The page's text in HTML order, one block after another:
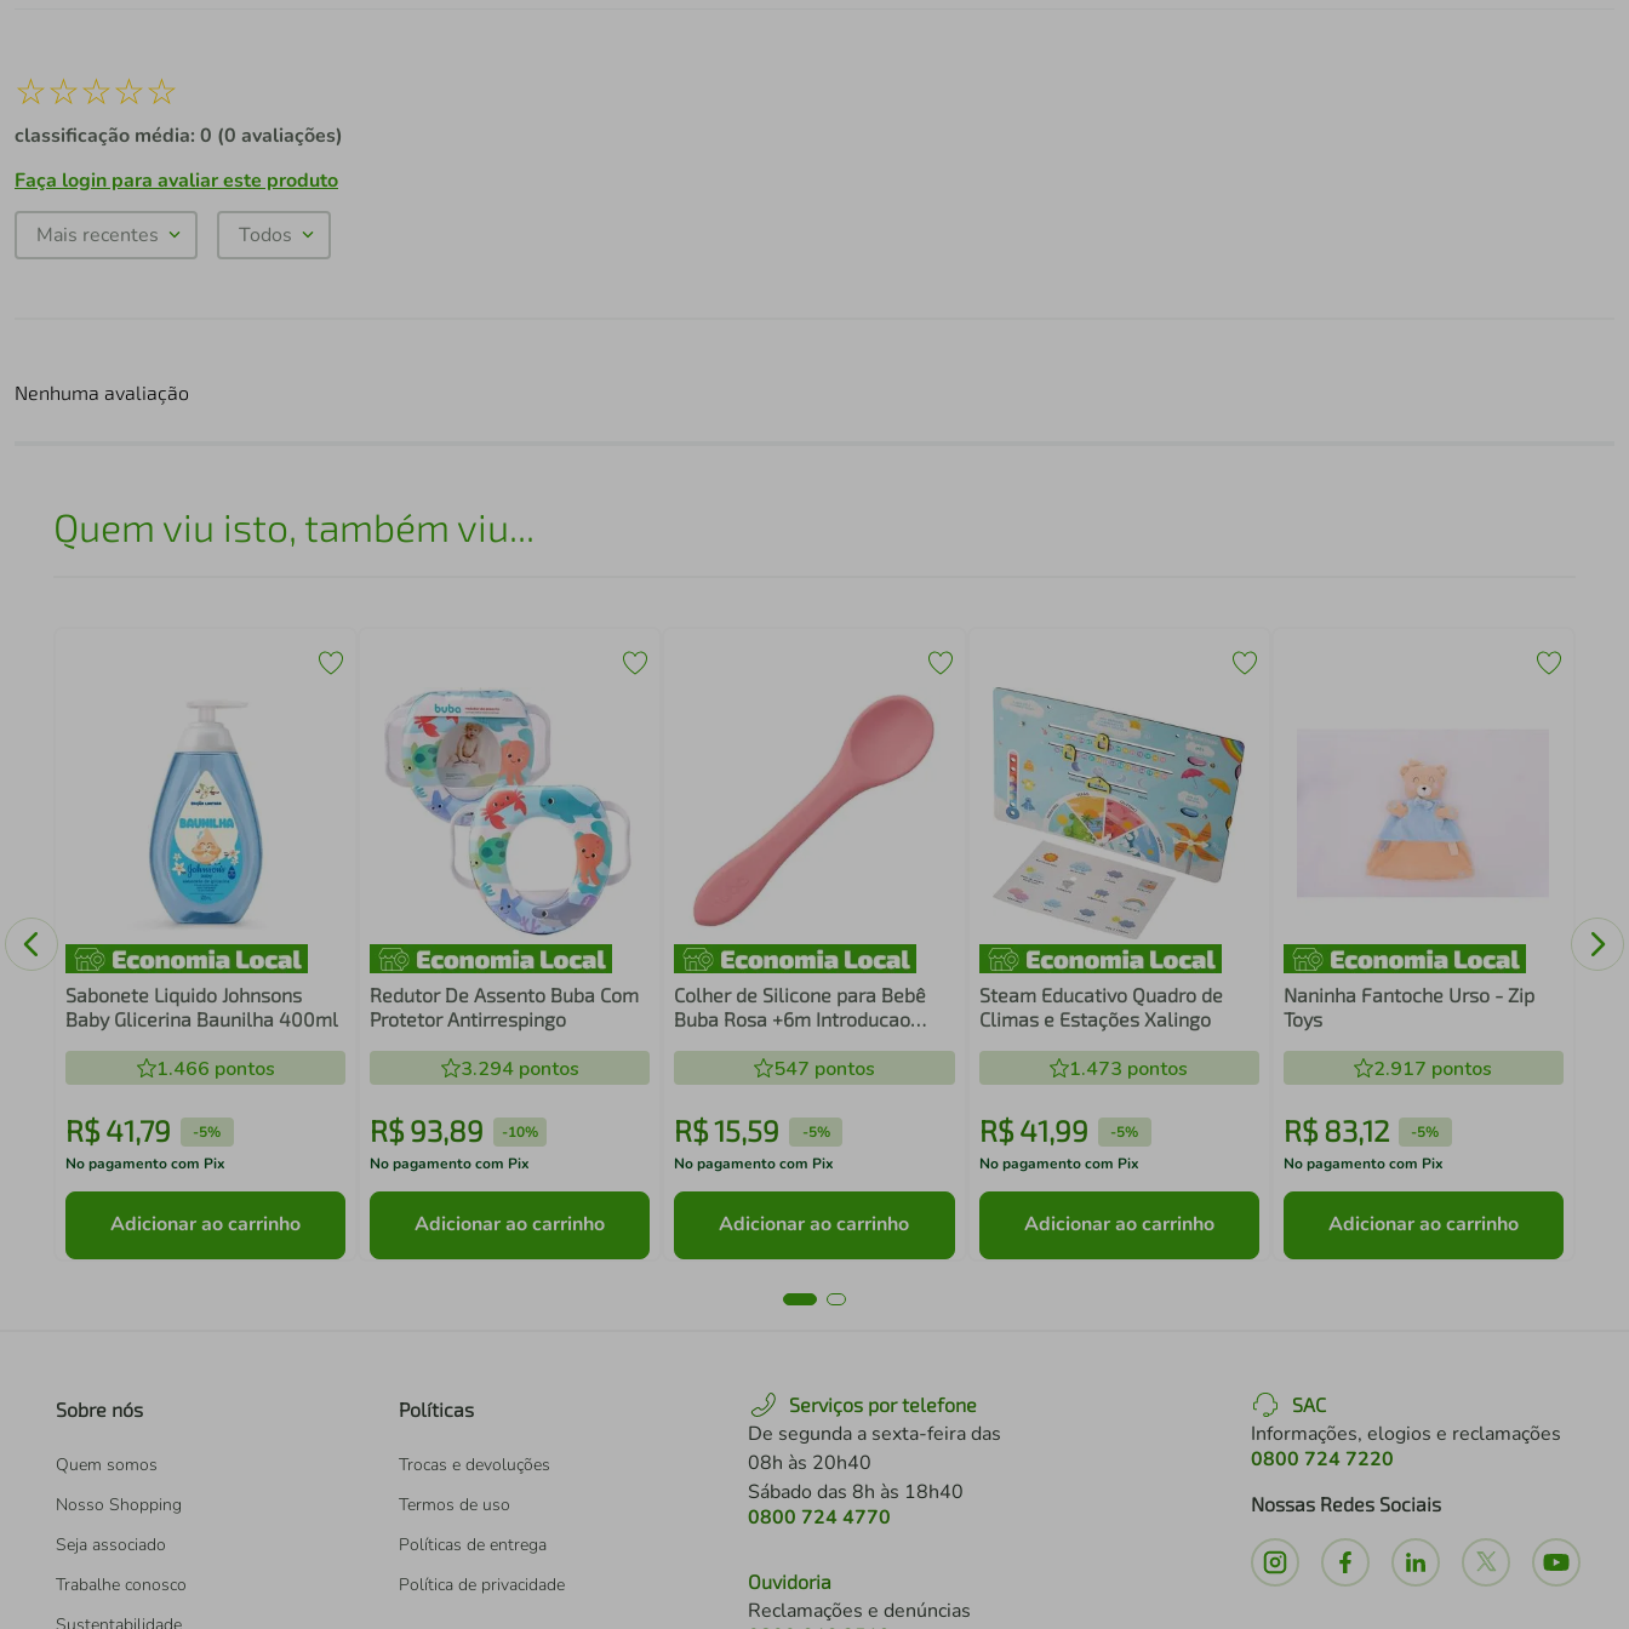
☆☆☆☆☆
classificação média: 0 (0 avaliações)
Faça login para avaliar este produto
Mais recentes Todos
Nenhuma avaliação
Quem viu isto, também viu...
Sabonete Liquido Johnsons
Baby Glicerina Baunilha 400ml
1.466 pontos
R$ 41,79 -5%
No pagamento com Pix
Adicionar ao carrinho
Redutor De Assento Buba Com
Protetor Antirrespingo
3.294pontos
R$ 93,89 -10%
No pagamento com Pix
Adicionar ao carrinho
Colher de Silicone para Bebê
Buba Rosa +6m Introducao
547 pontos
R$15,59 -5%
No pagamento com Pix
Adicionar ao carrinho
Steam Educativo Quadro de
Climas e Estações Xalingo
1.473 pontos
R$ 41,99 -5%
No pagamento com Pix
Adicionar ao carrinho
Naninha Fantoche Urso - Zip
Toys
2.917 pontos
R$ 83,12 -5%
No pagamento com Pix
Adicionar ao carrinho
Sobre nós
Quem somos
Nosso Shopping
Seja associado
Trabalhe conosco
Políticas
Trocas e devoluções
Termos de uso
Políticas de entrega
Política de privacidade
Serviços por telefone
De segunda a sexta-feira das
08h às 20h40
Sábado das 8h às 18h40
0800 724 4770
Ouvidoria
Reclamações e denúncias
SAC
Informações, elogios e reclamações
0800 724 7220
Nossas Redes Sociais